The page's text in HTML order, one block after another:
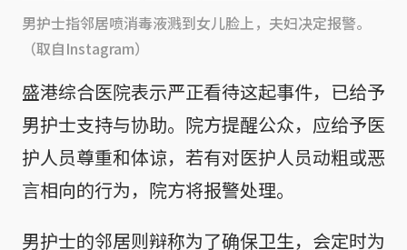
男护士指邻居喷消毒液溅到女儿脸上，夫妇决定报警。
（取自Instagram）
盛港综合医院表示严正看待这起事件，已给予
男护士支持与协助。院方提醒公众，应给予医
护人员尊重和体谅，若有对医护人员动粗或恶
言相向的行为，院方将报警处理。
男护士的邻居则辩称为了确保卫生，会定时为